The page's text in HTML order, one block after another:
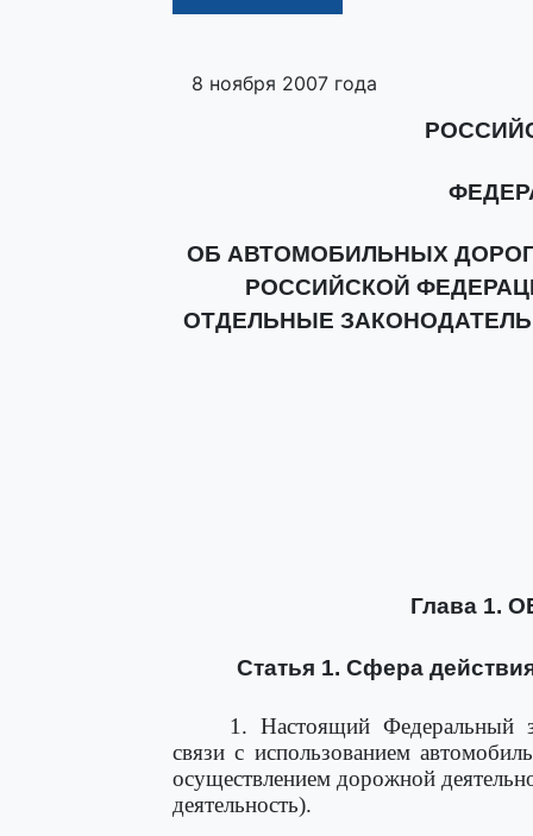
8 ноября 2007 года
ОБ АВТОМОБИЛЬНЫХ
РОССИЙСКОЙ
ОТДЕЛЬНЫЕ
Глава 1.
Статья 1. Сфера
1. Настоящий Федеральный
связи с использованием
осуществлением дорожной
деятельность).